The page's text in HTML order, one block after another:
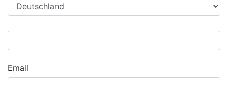
Email